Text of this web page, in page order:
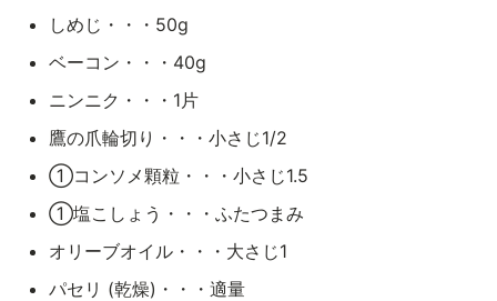
しめじ・・・50g
ベーコン・・・40g
ニンニク・・・1片
鷹の爪輪切り・・・小さじ1/2
①コンソメ顆粒・・・小さじ1.5
①塩こしょう・・・ふたつまみ
オリーブオイル・・・大さじ1
パセリ (乾燥)・・・適量